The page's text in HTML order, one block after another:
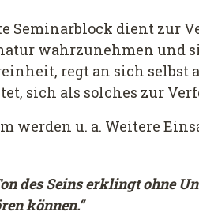
Seminarblock dient zur
wahrzunehmen und
regt an sich selbst
sich als solches zur
werden u. a. Weitere
des Seins erklingt ohne
können.“